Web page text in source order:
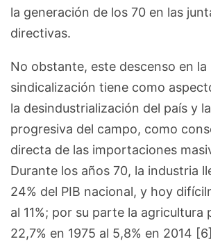
la generación de los 70 en las
directivas.
No obstante, este descenso en la
sindicalización tiene como
la desindustrialización del país y
progresiva del campo, como
directa de las importaciones
Durante los años 70, la industria
24% del PIB nacional, y hoy
al 11%; por su parte la agricultura
22,7% en 1975 al 5,8% en 2014